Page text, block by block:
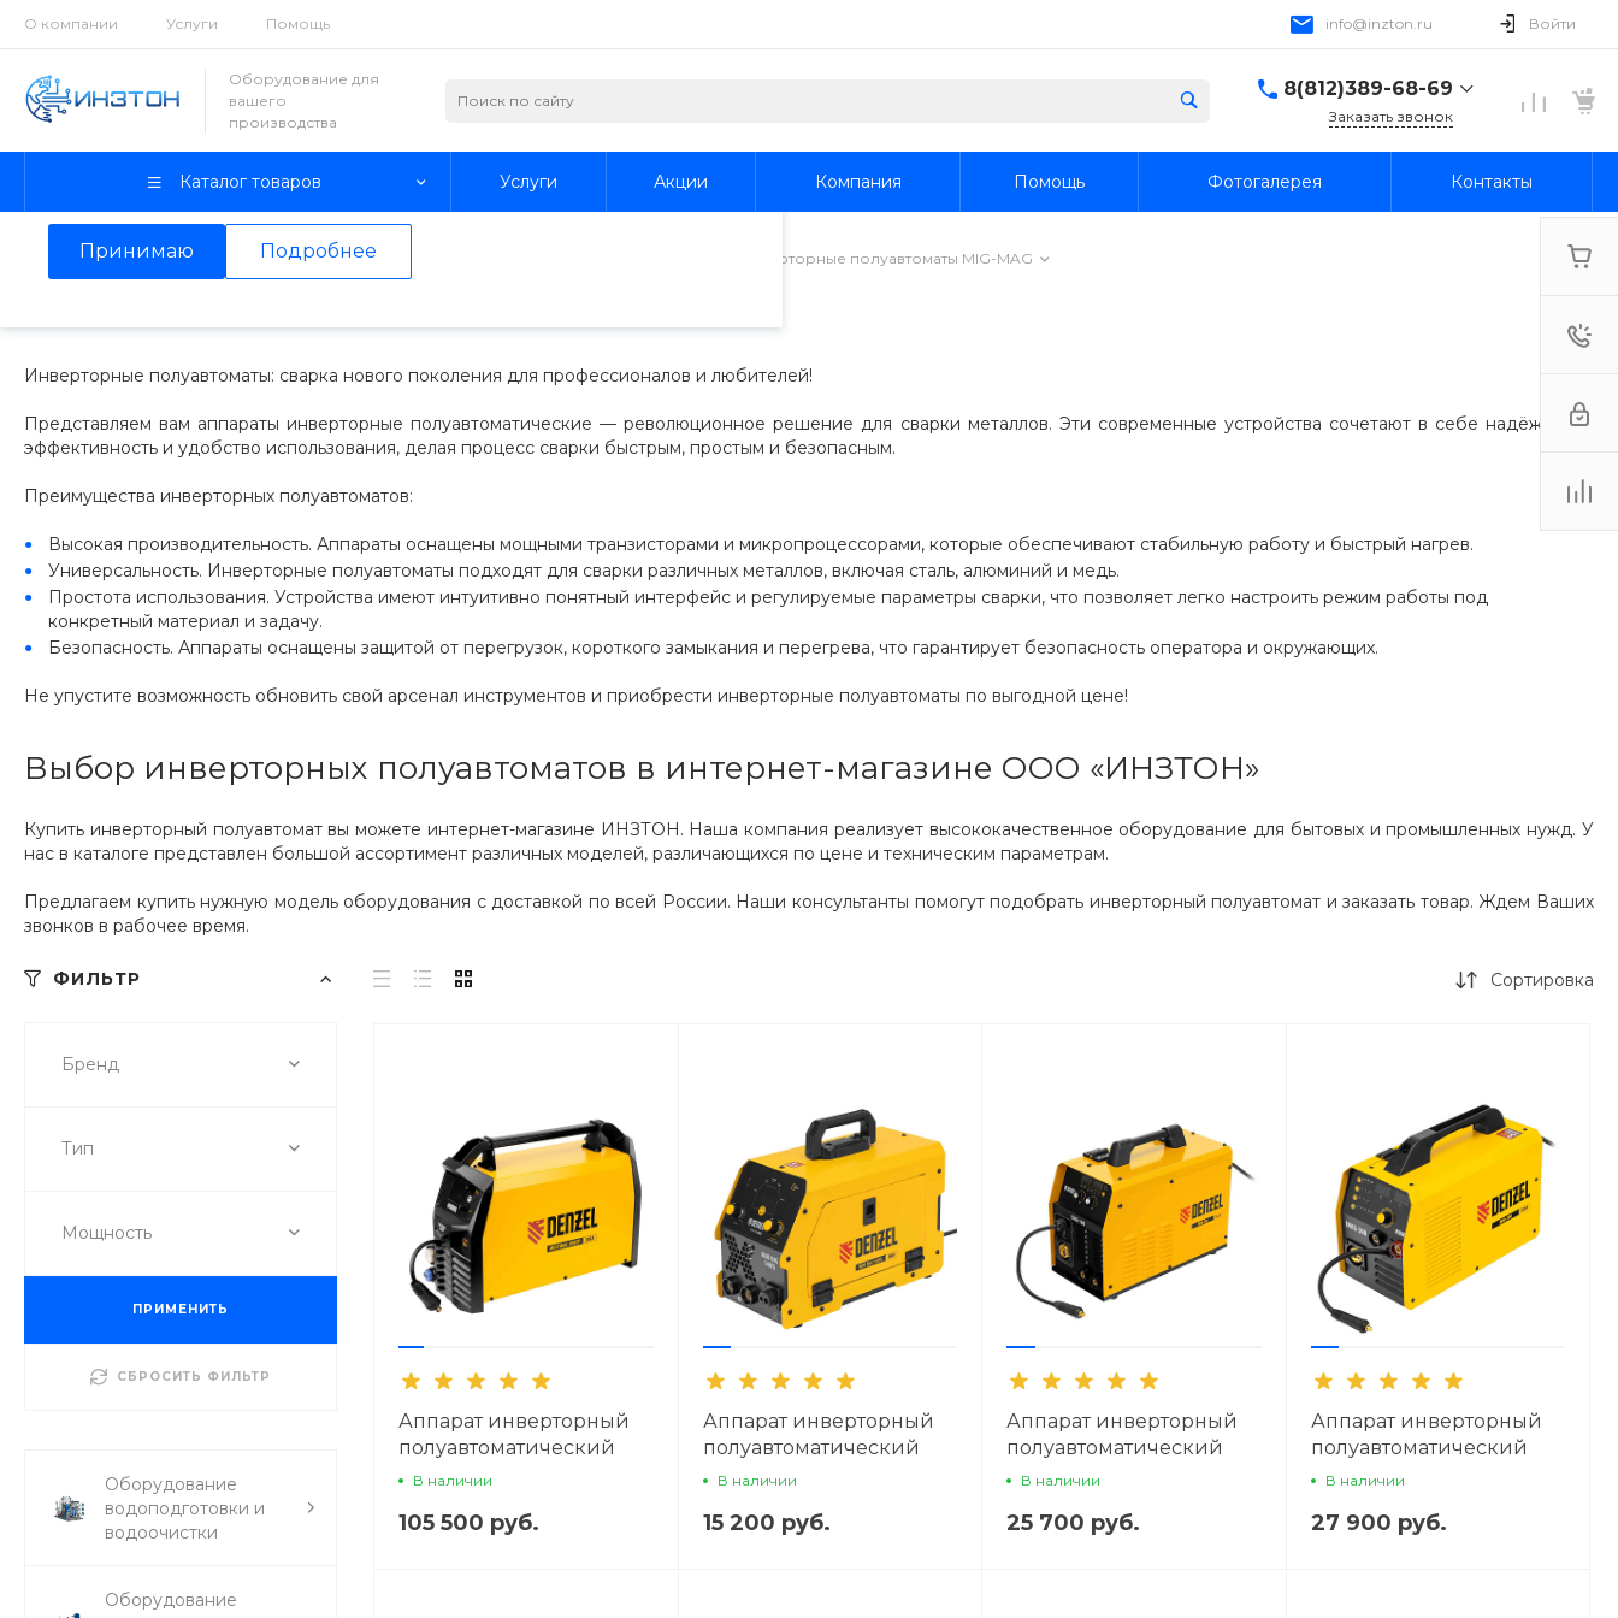
Мы используем файлы cookie, разработанные нашими специалистами и
третьими лицами, для анализа событий на нашем веб-сайте. Продолжая
просмотр страниц нашего сайта, вы принимаете условия его использования.
Более подробные сведения смотрите
в Политике конфиденциальности.
Принимаю Подробнее
О компании Услуги Помощь info@inzton.ru Войти
Оборудование для
вашего
производства
8(812)389-68-69
г. Санкт-Петербург,
Заказать звонок
Каталог товаров Услуги Акции Компания Помощь Фотогалерея Контакты
Главная / Каталог товаров Станки и инструменты Инверторные полуавтоматы MIG-MAG
Инверторные полуавтоматы: сварка нового поколения для профессионалов и любителей!
Представляем вам аппараты инверторные полуавтоматические — революционное решение для сварки металлов. Эти современные устройства сочетают в себе надёжность,
эффективность и удобство использования, делая процесс сварки быстрым, простым и безопасным.
Преимущества инверторных полуавтоматов:
Высокая производительность. Аппараты оснащены мощными транзисторами и микропроцессорами, которые обеспечивают стабильную работу и быстрый нагрев.
Универсальность. Инверторные полуавтоматы подходят для сварки различных металлов, включая сталь, алюминий и медь.
Простота использования. Устройства имеют интуитивно понятный интерфейс и регулируемые параметры сварки, что позволяет легко настроить режим работы под
конкретный материал и задачу.
Безопасность. Аппараты оснащены защитой от перегрузок, короткого замыкания и перегрева, что гарантирует безопасность оператора и окружающих.
Не упустите возможность обновить свой арсенал инструментов и приобрести инверторные полуавтоматы по выгодной цене!
Выбор инверторных полуавтоматов в интернет-магазине ООО «ИНЗТОН»
Купить инверторный полуавтомат вы можете интернет-магазине ИНЗТОН. Наша компания реализует высококачественное оборудование для бытовых и промышленных нужд. У
нас в каталоге представлен большой ассортимент различных моделей, различающихся по цене и техническим параметрам.
Предлагаем купить нужную модель оборудования с доставкой по всей России. Наши консультанты помогут подобрать инверторный полуавтомат и заказать товар. Ждем Ваших
звонков в рабочее время.
ФИЛЬТР
Бренд
Тип
Мощность
ПРИМЕНИТЬ
СБРОСИТЬ ФИЛЬТР
Оборудование
водоподготовки и
водоочистки
Оборудование
Сортировка
Аппарат инверторный
полуавтоматический
сварки Denzel MultiMIG-
Pulse
В наличии
105 500 руб.
Аппарат инверторный
полуавтоматический
сварки Denzel Mini MIG-
В наличии
15 200 руб.
Аппарат инверторный
полуавтоматический
сварки Denzel IMIG-160
В наличии
25 700 руб.
Аппарат инверторный
полуавтоматический
сварки Denzel IMIG-200
В наличии
27 900 руб.